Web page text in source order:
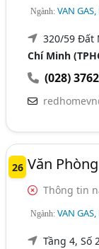
Ngành:VAN
320/59 Đất
Chí Minh
(028)
26 Văn
Thông tin
Ngành:VAN
Tầng 4, Số